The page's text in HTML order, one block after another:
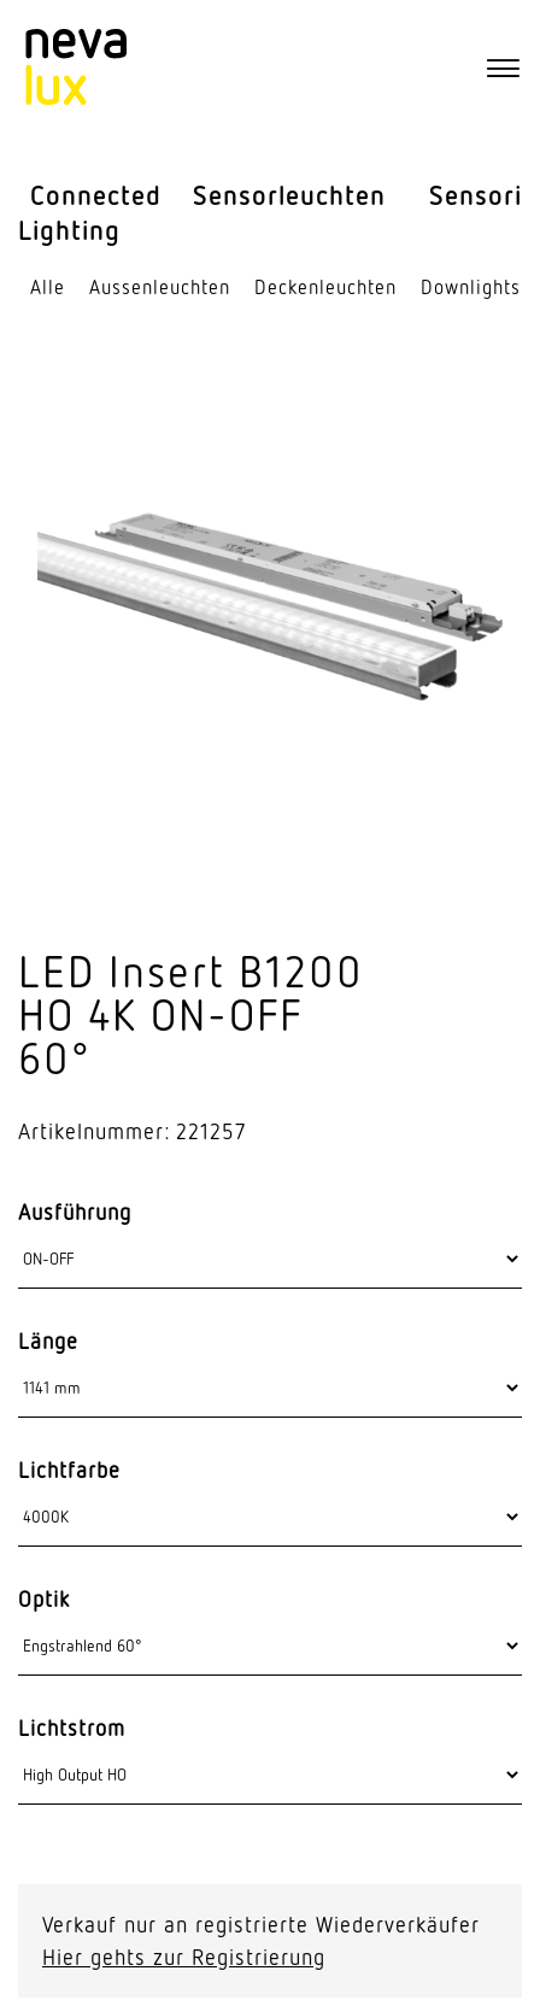
Connected
Lighting
Sensor­leuchten Sensorik
Alle Aussen­leuchten Decken­leuchten Down­lights
LED Insert B1200
HO 4K ON-OFF
60°
Artikelnummer: 221257
Ausführung
Länge
Lichtfarbe
Optik
Lichtstrom
Verkauf nur an registrierte Wiederverkäufer
Hier gehts zur Registrierung